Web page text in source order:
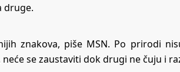
druge.
znakova, piše MSN. Po prirodi
se zaustaviti dok drugi ne čuju i